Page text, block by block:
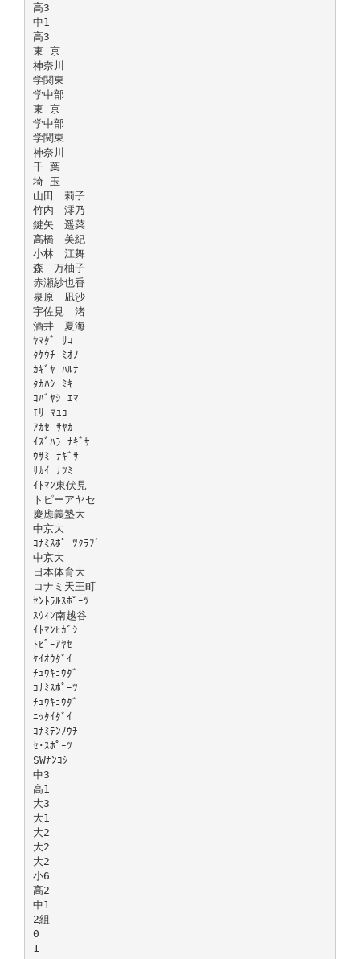
高3
中1
高3
東 京
神奈川
学関東
学中部
東 京
学中部
学関東
神奈川
千 葉
埼 玉
山田 莉子
竹内 澪乃
鍵矢 遥菜
高橋 美紀
小林 江舞
森 万柚子
赤瀬紗也香
泉原 凪沙
宇佐見 渚
酒井 夏海
ﾔﾏﾀﾞ ﾘｺ
ﾀｹｳﾁ ﾐｵﾉ
ｶｷﾞﾔ ﾊﾙﾅ
ﾀｶﾊｼ ﾐｷ
ｺﾊﾞﾔｼ ｴﾏ
ﾓﾘ ﾏﾕｺ
ｱｶｾ ｻﾔｶ
ｲｽﾞﾊﾗ ﾅｷﾞｻ
ｳｻﾐ ﾅｷﾞｻ
ｻｶｲ ﾅﾂﾐ
ｲﾄﾏﾝ東伏見
トピーアヤセ
慶應義塾大
中京大
ｺﾅﾐｽﾎﾟｰﾂｸﾗﾌﾞ
中京大
日本体育大
コナミ天王町
ｾﾝﾄﾗﾙｽﾎﾟｰﾂ
ｽｳｨﾝ南越谷
ｲﾄﾏﾝﾋｶﾞｼ
ﾄﾋﾟｰｱﾔｾ
ｹｲｵｳﾀﾞｲ
ﾁｭｳｷｮｳﾀﾞ
ｺﾅﾐｽﾎﾟｰﾂ
ﾁｭｳｷｮｳﾀﾞ
ﾆｯﾀｲﾀﾞｲ
ｺﾅﾐﾃﾝﾉｳﾁ
ｾ･ｽﾎﾟｰﾂ
SWﾅﾝｺｼ
中3
高1
大3
大1
大2
大2
大2
小6
高2
中1
2組
0
1